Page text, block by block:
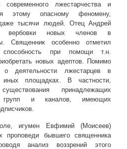
лжестарчества и
этому опасному феномену,
тысячи людей. Отец Андрей
вербовки новых членов в
Священник особенно отметил
при помощи т.н.
новых адептов. Помимо
деятельности лжестарцев в
площадках. В частности,
принадлежащих
групп и каналов, имеющих
игумен Евфимий (Моисеев)
проповеди бывшего священника
анализ воззрений этого